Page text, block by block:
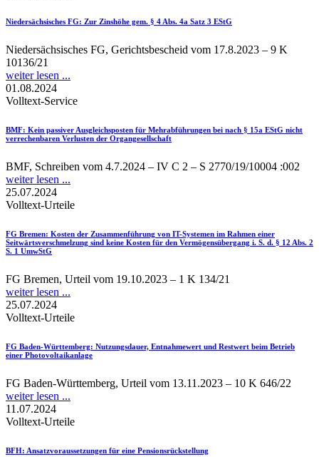
Niedersächsisches FG: Zur Zinshöhe gem. § 4 Abs. 4a Satz 3 EStG
Niedersächsisches FG, Gerichtsbescheid vom 17.8.2023 – 9 K
10136/21
weiter lesen ...
01.08.2024
Volltext-Service
BMF: Kein passiver Ausgleichsposten für Mehrabführungen bei nach § 15a EStG nicht
verrechenbaren Verlusten der Organgesellschaft
BMF, Schreiben vom 4.7.2024 – IV C 2 – S 2770/19/10004 :002
weiter lesen ...
25.07.2024
Volltext-Urteile
FG Bremen: Kosten der Zusammenführung von IT-Systemen im Rahmen einer
Seitwärtsverschmelzung sind keine Kosten für den Vermögensübergang i. S. d. § 12 Abs. 2
S. 1 UmwStG
FG Bremen, Urteil vom 19.10.2023 – 1 K 134/21
weiter lesen ...
25.07.2024
Volltext-Urteile
FG Baden-Württemberg: Nutzungsdauer, Entnahmewert und Restwert beim Betrieb
einer Photovoltaikanlage
FG Baden-Württemberg, Urteil vom 13.11.2023 – 10 K 646/22
weiter lesen ...
11.07.2024
Volltext-Urteile
BFH: Ansatzvoraussetzungen für eine Pensionsrückstellung